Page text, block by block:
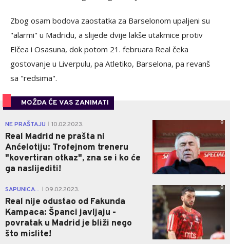
Zbog osam bodova zaostatka za Barselonom upaljeni su
"alarmi" u Madridu, a slijede dvije lakše utakmice protiv
Elčea i Osasuna, dok potom 21. februara Real čeka
gostovanje u Liverpulu, pa Atletiko, Barselona, pa revanš
sa "redsima".
MOŽDA ĆE VAS ZANIMATI
NE PRAŠTAJU 10.02.2023.
Real Madrid ne prašta ni
Anćelotiju: Trofejnom treneru
"kovertiran otkaz", zna se i ko će
ga naslijediti!
0
SAPUNICA... 09.02.2023.
Real nije odustao od Fakunda
Kampaca: Španci javljaju -
povratak u Madrid je bliži nego
što mislite!
0